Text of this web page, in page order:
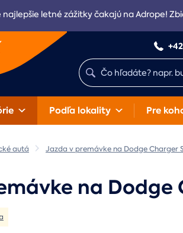
najlepšie letné zážitky čakajú na Adrope!
Podľa lokality Pre
autá Jazda v premávke na Dodge Charger
na Dodge